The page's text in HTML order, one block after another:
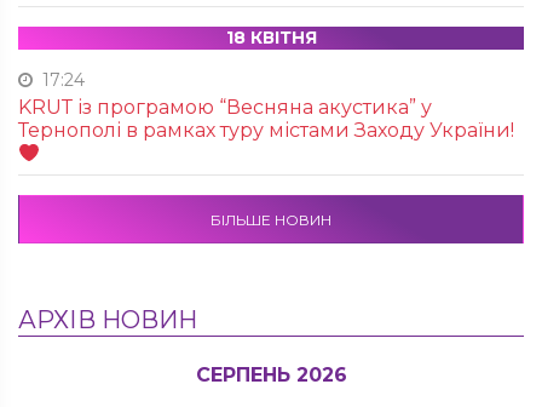
18 КВІТНЯ
17:24
KRUТ із програмою “Весняна акустика” у
Тернополі в рамках туру містами Заходу України!
БІЛЬШЕ НОВИН
АРХІВ НОВИН
СЕРПЕНЬ 2026